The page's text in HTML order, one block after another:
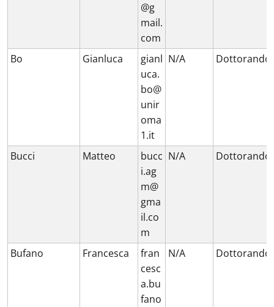
@g
mail.
com
Bo Gianluca
gianl
uca.
bo@
unir
oma
1.it
N/A Dottorando
Bucci Matteo
bucc
i.ag
m@
gma
il.co
m
N/A Dottorando
Bufano Francesca
fran
cesc
a.bu
fano
N/A Dottorando